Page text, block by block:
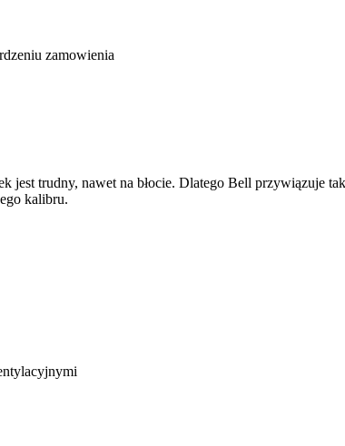
zamowienia
trudny, nawet na błocie. Dlatego Bell przywiązuje
kalibru.